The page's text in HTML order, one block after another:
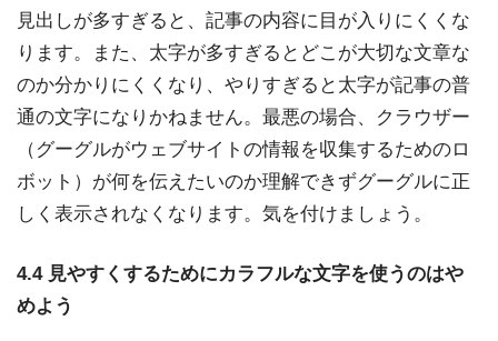
見出しが多すぎると、記事の内容に目が入りにくくな
ります。また、太字が多すぎるとどこが大切な文章な
のか分かりにくくなり、やりすぎると太字が記事の普
通の文字になりかねません。最悪の場合、クラウザー
（グーグルがウェブサイトの情報を収集するためのロ
ボット）が何を伝えたいのか理解できずグーグルに正
しく表示されなくなります。気を付けましょう。
4.4 見やすくするためにカラフルな文字を使うのはや
めよう